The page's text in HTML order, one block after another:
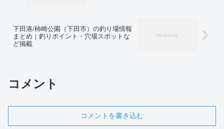
下田港/柿崎公園（下田市）の釣り場情報
まとめ｜釣りポイント・穴場スポットな
ど掲載
コメント
コメントを書き込む